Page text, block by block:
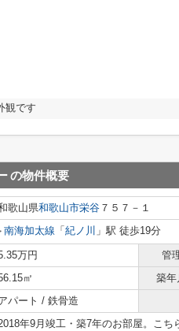
観です
の物件概要
歌山県和歌山市栄谷 ７５７－１
南海加太線 「 紀ノ川 」駅 徒歩19分
万円 管
㎡ 築年
パート / 鉄骨造
年9月竣工・築7年のお部屋。こ